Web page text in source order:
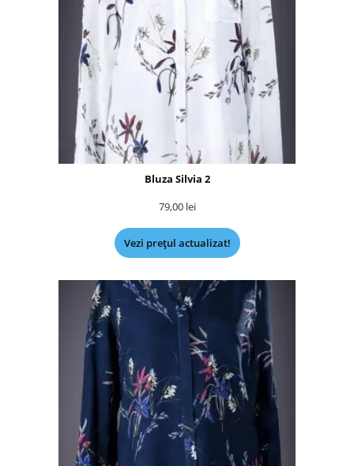
Bluza Silvia 2
79,00 lei
Vezi prețul actualizat!